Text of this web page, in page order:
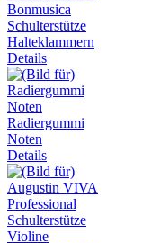
Bonmusica
Schulterstütze
Halteklammern
Details
Radiergummi
Noten
Details